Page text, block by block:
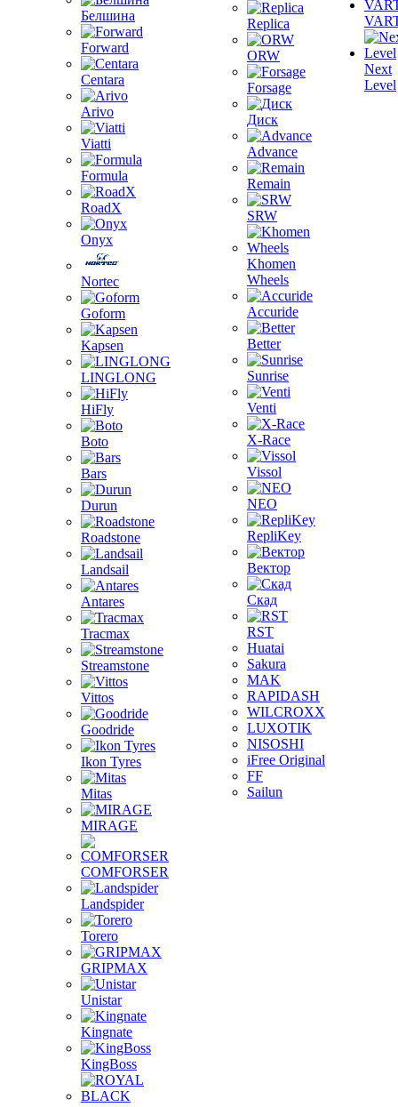
Белшина
Forward
Centara
Arivo
Viatti
Formula
RoadX
Onyx
Nortec
Goform
Kapsen
LINGLONG
HiFly
Boto
Bars
Durun
Roadstone
Landsail
Antares
Tracmax
Streamstone
Vittos
Goodride
Ikon Tyres
Mitas
MIRAGE
COMFORSER
Landspider
Torero
GRIPMAX
Unistar
Kingnate
KingBoss
Replica
ORW
Forsage
Диск
Advance
Remain
SRW
Khomen
Wheels
Accuride
Better
Sunrise
Venti
X-Race
Vissol
NEO
RepliKey
Вектор
Скад
RST
Huatai
Sakura
MAK
RAPIDASH
WILCROXX
LUXOTIK
NISOSHI
iFree Original
FF
Sailun
Next
Level